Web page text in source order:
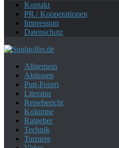
Kontakt
PR / Kooperationen
Impressum
Datenschutz
Allgemein
Aktionen
Putt-Pourri
Literatur
Reisebericht
Kolumne
Ratgeber
Technik
Turniere